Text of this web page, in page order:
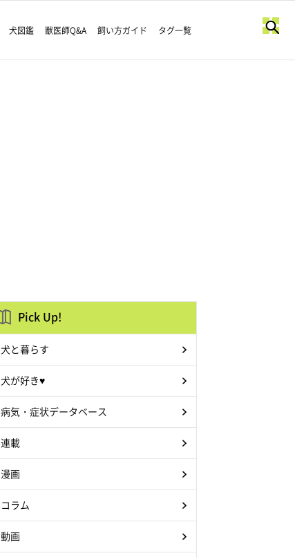
犬図鑑 獣医師Q&A 飼い方ガイド タグ一覧
Pick Up!
犬と暮らす
犬が好き♥
病気・症状データベース
連載
漫画
コラム
動画